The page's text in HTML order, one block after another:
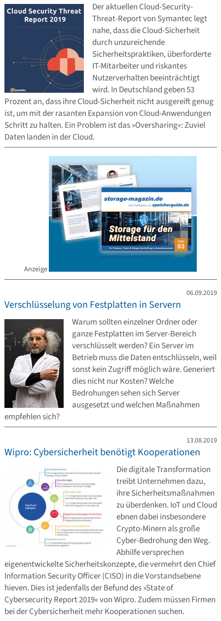
Der aktuellen Cloud-Security-
Threat-Report von Symantec legt
nahe, dass die Cloud-Sicherheit
durch unzureichende
Sicherheitspraktiken, überforderte
IT-Mitarbeiter und riskantes
Nutzerverhalten beeinträchtigt
wird. In Deutschland geben 53
Prozent an, dass ihre Cloud-Sicherheit nicht ausgereift genug
ist, um mit der rasanten Expansion von Cloud-Anwendungen
Schritt zu halten. Ein Problem ist das »Oversharing«: Zuviel
Daten landen in der Cloud.
Anzeige
06.09.2019
Verschlüsselung von Festplatten in Servern
Warum sollten einzelner Ordner oder
ganze Festplatten im Server-Bereich
verschlüsselt werden? Ein Server im
Betrieb muss die Daten entschlüsseln, weil
sonst kein Zugriff möglich wäre. Generiert
dies nicht nur Kosten? Welche
Bedrohungen sehen sich Server
ausgesetzt und welchen Maßnahmen
empfehlen sich?
13.08.2019
Wipro: Cybersicherheit benötigt Kooperationen
Die digitale Transformation
treibt Unternehmen dazu,
ihre Sicherheitsmaßnahmen
zu überdenken. IoT und Cloud
ebnen dabei insbesondere
Crypto-Minern als große
Cyber-Bedrohung den Weg.
Abhilfe versprechen
eigenentwickelte Sicherheitskonzepte, die vermehrt den Chief
Information Security Officer (CISO) in die Vorstandsebene
hieven. Dies ist jedenfalls der Befund des »State of
Cybersecurity Report 2019« von Wipro. Zudem müssen Firmen
bei der Cybersicherheit mehr Kooperationen suchen.